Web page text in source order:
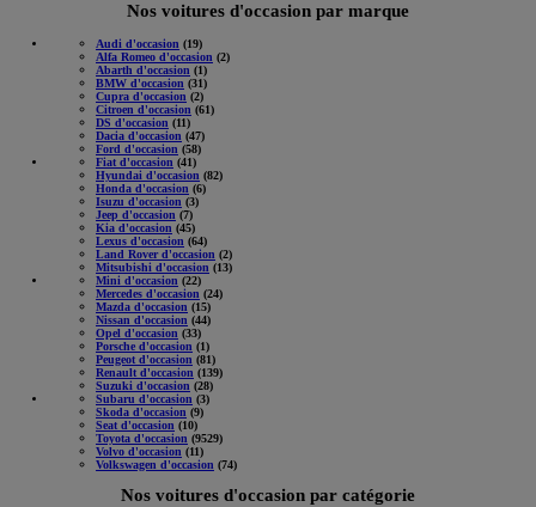
Nos voitures d'occasion par marque
Audi d'occasion (19)
Alfa Romeo d'occasion (2)
Abarth d'occasion (1)
BMW d'occasion (31)
Cupra d'occasion (2)
Citroen d'occasion (61)
DS d'occasion (11)
Dacia d'occasion (47)
Ford d'occasion (58)
Fiat d'occasion (41)
Hyundai d'occasion (82)
Honda d'occasion (6)
Isuzu d'occasion (3)
Jeep d'occasion (7)
Kia d'occasion (45)
Lexus d'occasion (64)
Land Rover d'occasion (2)
Mitsubishi d'occasion (13)
Mini d'occasion (22)
Mercedes d'occasion (24)
Mazda d'occasion (15)
Nissan d'occasion (44)
Opel d'occasion (33)
Porsche d'occasion (1)
Peugeot d'occasion (81)
Renault d'occasion (139)
Suzuki d'occasion (28)
Subaru d'occasion (3)
Skoda d'occasion (9)
Seat d'occasion (10)
Toyota d'occasion (9529)
Volvo d'occasion (11)
Volkswagen d'occasion (74)
Nos voitures d'occasion par catégorie